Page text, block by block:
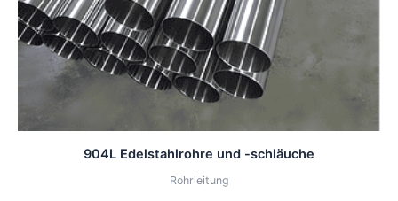
904L Edelstahlrohre und -schläuche
Rohrleitung